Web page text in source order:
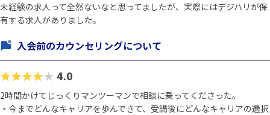
未経験の求人って全然ないなと思ってましたが、実際にはデジハリが保
有する求人がありました。
入会前のカウンセリングについて
★★★★★4.0
2時間かけてじっくりマンツーマンで相談に乗ってくださった。
・今までどんなキャリアを歩んできて、受講後にどんなキャリアの選択